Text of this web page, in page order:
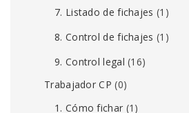
7. Listado de fichajes (1)
8. Control de fichajes (1)
9. Control legal (16)
Trabajador CP (0)
1. Cómo fichar (1)